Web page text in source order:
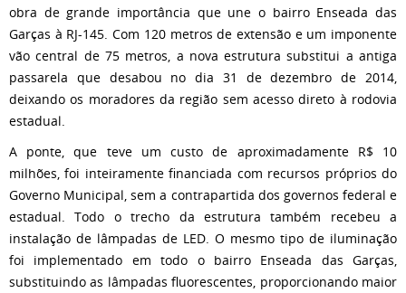
obra de grande importância que une o bairro Enseada das
Garças à RJ-145. Com 120 metros de extensão e um imponente
vão central de 75 metros, a nova estrutura substitui a antiga
passarela que desabou no dia 31 de dezembro de 2014,
deixando os moradores da região sem acesso direto à rodovia
estadual.
A ponte, que teve um custo de aproximadamente R$ 10
milhões, foi inteiramente financiada com recursos próprios do
Governo Municipal, sem a contrapartida dos governos federal e
estadual. Todo o trecho da estrutura também recebeu a
instalação de lâmpadas de LED. O mesmo tipo de iluminação
foi implementado em todo o bairro Enseada das Garças,
substituindo as lâmpadas fluorescentes, proporcionando maior